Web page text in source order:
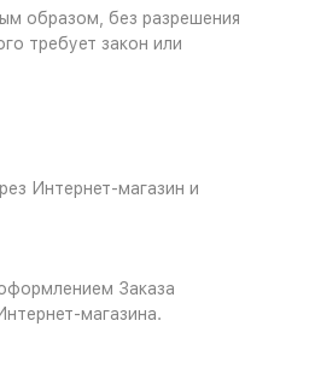
образом, без разрешения
требует закон или
Интернет-магазин и
Заказа
магазина.